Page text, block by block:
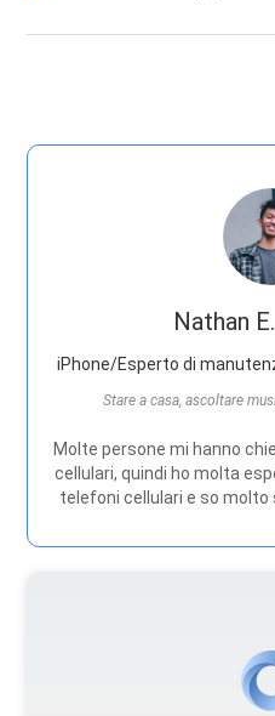
Nathan
iPhone/Esperto di
Stare a casa, ascoltare
Molte persone mi hanno
cellulari, quindi ho molta
telefoni cellulari e so molto